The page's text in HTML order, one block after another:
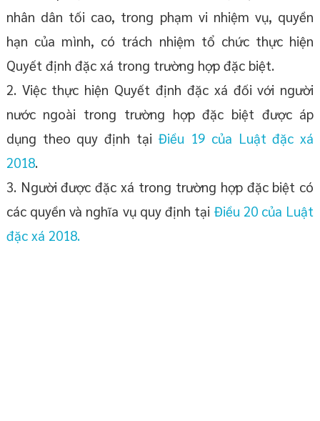
nhân dân tối cao, trong phạm vi nhiệm vụ, quyền
hạn của mình, có trách nhiệm tổ chức thực hiện
Quyết định đặc xá trong trường hợp đặc biệt.
2. Việc thực hiện Quyết định đặc xá đối với người
nước ngoài trong trường hợp đặc biệt được áp
dụng theo quy định tại Điều 19 của Luật đặc xá
2018.
3. Người được đặc xá trong trường hợp đặc biệt có
các quyền và nghĩa vụ quy định tại Điều 20 của Luật
đặc xá 2018.